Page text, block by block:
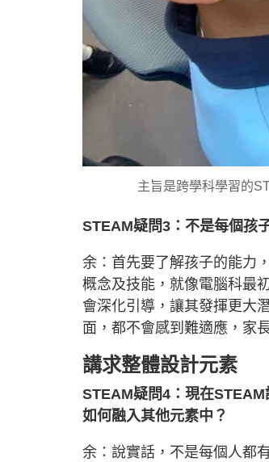
主旨是跨學科學習的
STEAM疑問3：不是每個孩
余：首先要了解孩子的能力
概念及技能，就像電腦科最
會深化引導，讓其發揮更大
面，都不會感到難適應，家
講求整體設計元素
STEAM疑問4：現在
如何融入其他元素中？
余：說實話，不是每個人都